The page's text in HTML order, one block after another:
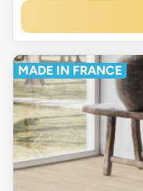
MADE IN FRANCE